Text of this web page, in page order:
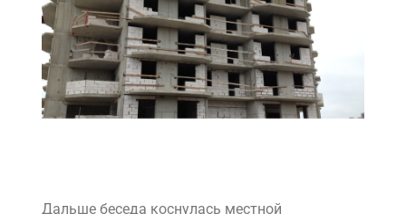
Дальше беседа коснулась местной